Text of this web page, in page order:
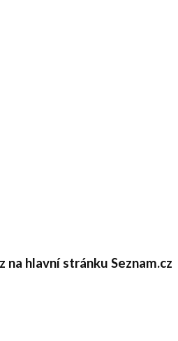
na hlavní stránku Seznam.cz